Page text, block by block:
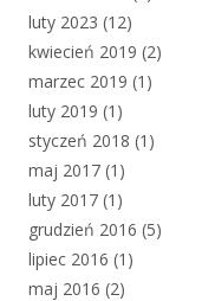
luty 2023 (12)
kwiecień 2019 (2)
marzec 2019 (1)
luty 2019 (1)
styczeń 2018 (1)
maj 2017 (1)
luty 2017 (1)
grudzień 2016 (5)
lipiec 2016 (1)
maj 2016 (2)